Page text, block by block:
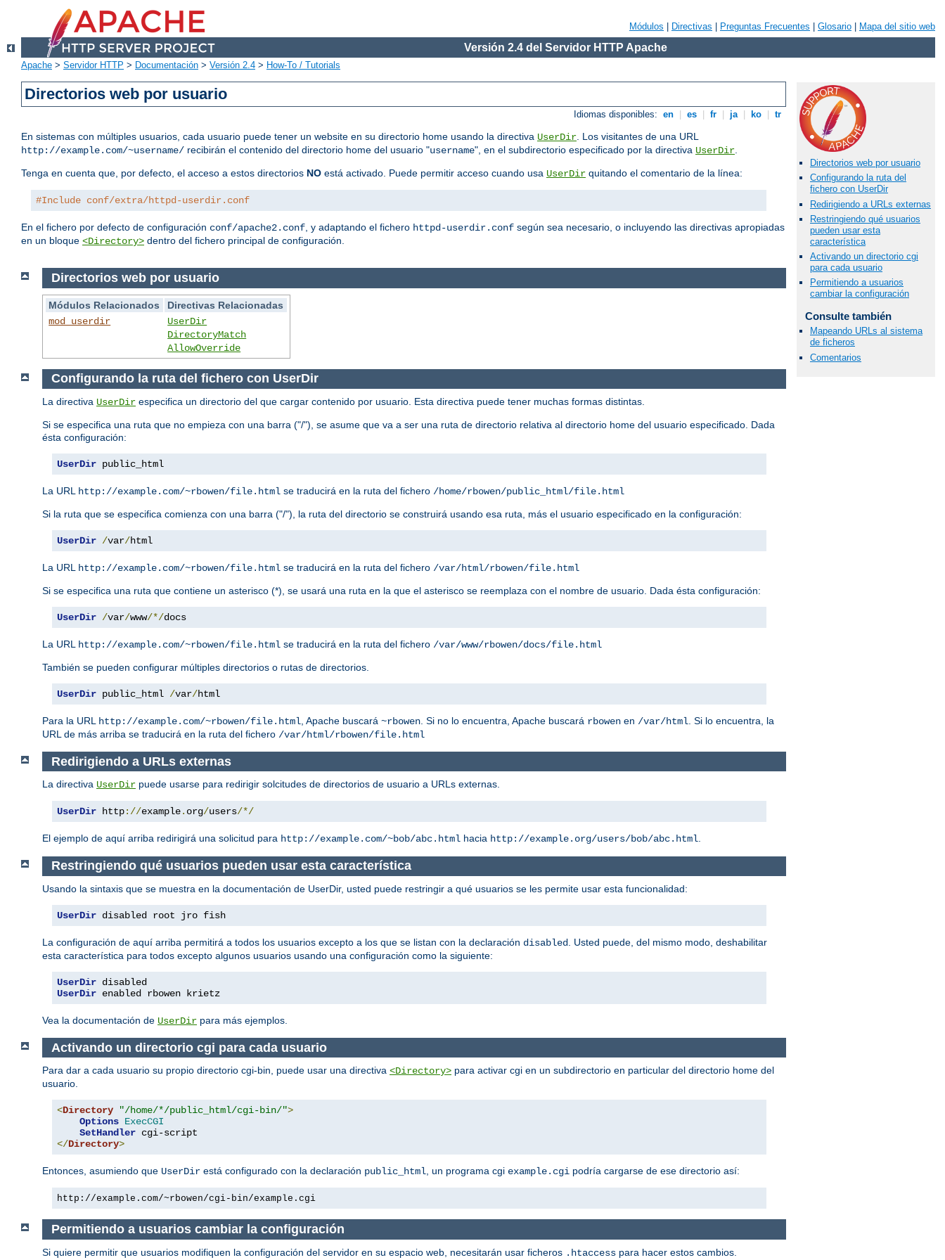
Módulos Directivas Preguntas Frecuentes Glosario Mapa del sitio web
Versión 2.4 del Servidor HTTP Apache
Apache > Servidor HTTP > Documentación > Versión 2.4 > How-To / Tutorials
Directorios web por usuario
Idiomas disponibles: en es fr ja ko tr
En sistemas con múltiples usuarios, cada usuario puede tener un website en su directorio home usando la directiva UserDir. Los visitantes de una URL
http://example.com/~username/ recibirán el contenido del directorio home del usuario "username", en el subdirectorio especificado por la directiva UserDir.
Tenga en cuenta que, por defecto, el acceso a estos directorios NO está activado. Puede permitir acceso cuando usa UserDir quitando el comentario de la línea:
#Include conf/extra/httpd-userdir.conf
En el fichero por defecto de configuración conf/apache2.conf, y adaptando el fichero httpd-userdir.conf según sea necesario, o incluyendo las directivas apropiadas
en un bloque <Directory> dentro del fichero principal de configuración.
Directorios web por usuario
Configurando la ruta del
fichero con UserDir
Redirigiendo a URLs externas
Restringiendo qué usuarios
pueden usar esta
característica
Activando un directorio cgi
para cada usuario
Permitiendo a usuarios
cambiar la configuración
Consulte también
Mapeando URLs al sistema
de ficheros
Comentarios
Directorios web por usuario
Módulos Relacionados
Directivas Relacionadas
mod_userdir
UserDir
DirectoryMatch
AllowOverride
Configurando la ruta del fichero con UserDir
La directiva UserDir especifica un directorio del que cargar contenido por usuario. Esta directiva puede tener muchas formas distintas.
Si se especifica una ruta que no empieza con una barra ("/"), se asume que va a ser una ruta de directorio relativa al directorio home del usuario especificado. Dada
ésta configuración:
UserDir public_html
La URL http://example.com/~rbowen/file.html se traducirá en la ruta del fichero /home/rbowen/public_html/file.html
Si la ruta que se especifica comienza con una barra ("/"), la ruta del directorio se construirá usando esa ruta, más el usuario especificado en la configuración:
UserDir /var/html
La URL http://example.com/~rbowen/file.html se traducirá en la ruta del fichero /var/html/rbowen/file.html
Si se especifica una ruta que contiene un asterisco (*), se usará una ruta en la que el asterisco se reemplaza con el nombre de usuario. Dada ésta configuración:
UserDir /var/www/*/docs
La URL http://example.com/~rbowen/file.html se traducirá en la ruta del fichero /var/www/rbowen/docs/file.html
También se pueden configurar múltiples directorios o rutas de directorios.
UserDir public_html /var/html
Para la URL http://example.com/~rbowen/file.html , Apache buscará ~rbowen . Si no lo encuentra, Apache buscará rbowen en /var/html . Si lo encuentra, la
URL de más arriba se traducirá en la ruta del fichero /var/html/rbowen/file.html
Redirigiendo a URLs externas
La directiva UserDir puede usarse para redirigir solcitudes de directorios de usuario a URLs externas.
UserDir http://example. org/users/*/
El ejemplo de aquí arriba redirigirá una solicitud para http://example.com/~bob/abc.html hacia http://example.org/users/bob/abc.html.
Restringiendo qué usuarios pueden usar esta característica
Usando la sintaxis que se muestra en la documentación de UserDir, usted puede restringir a qué usuarios se les permite usar esta funcionalidad:
UserDir disabled root jro fish
La configuración de aquí arriba permitirá a todos los usuarios excepto a los que se listan con la declaración disabled
. Usted puede, del mismo modo, deshabilitar
esta característica para todos excepto algunos usuarios usando una configuración como la siguiente:
UserDir
UserDir enabled rbowen krietz
Vea la documentación de UserDir para más ejemplos.
Activando un directorio cgi para cada usuario
Para dar a cada usuario su propio directorio cgi-bin, puede usar una directiva <Directory> para activar cgi en un subdirectorio en particular del directorio home del
usuario.
<Directory "/home/*/public_html/cgi-bin/">
Options ExecCGI
SetHandler
</Directory>
Entonces, asumiendo que UserDir está configurado con la declaración public_html, un programa cgi example.cgi podría cargarse de ese directorio así:
http://example.com/~rbowen/cgi-bin/example.cgi
Permitiendo a usuarios cambiar la configuración
Si quiere permitir que usuarios modifiquen la configuración del servidor en su espacio web, necesitarán usar ficheros .htaccess para hacer estos cambios.